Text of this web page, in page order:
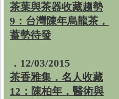
茶葉與茶器收藏趨勢
9：台灣陳年烏龍茶，
蓄勢待發
．12/03/2015
茶香雅集．名人收藏
12：陳柏年．醫術與